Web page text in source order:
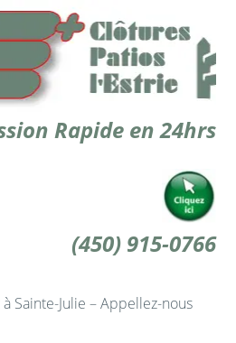
Rapide en 24hrs
(450) 915-0766
Sainte-Julie – Appellez-nous